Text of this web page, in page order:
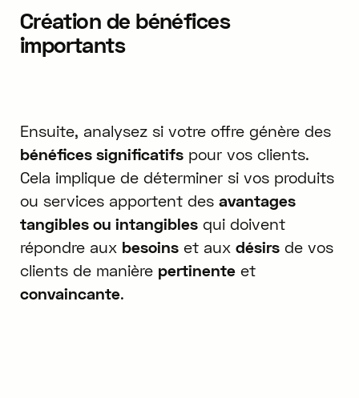
Création de bénéfices
importants
Ensuite, analysez si votre offre génère des
bénéfices significatifspour vos clients.
Cela implique de déterminer si vos produits
ou services apportent des avantages
tangibles ou intangiblesqui doivent
répondre aux besoinset aux désirsde vos
clients de manière pertinenteet
convaincante.